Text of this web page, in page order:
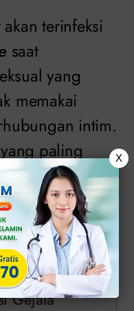
terinfeksi
saat
yang
memakai
intim.
paling
Berikut
obat gonore
resep dokter.
Gejala
X